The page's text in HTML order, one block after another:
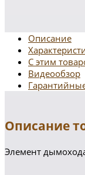
Описание
С этим
Видеообзор
Описание
Элемент